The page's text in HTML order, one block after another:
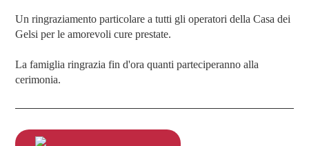
Un ringraziamento particolare a tutti gli operatori della Casa dei
Gelsi per le amorevoli cure prestate.
La famiglia ringrazia fin d'ora quanti parteciperanno alla
cerimonia.